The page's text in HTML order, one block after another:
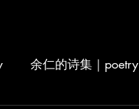
余仁的诗集｜poetry